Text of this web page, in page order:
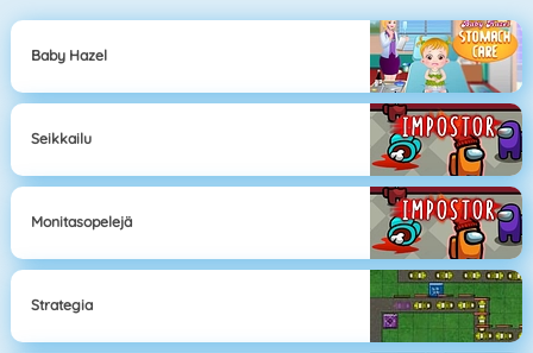
Baby Hazel
Seikkailu
Monitasopelejä
Strategia